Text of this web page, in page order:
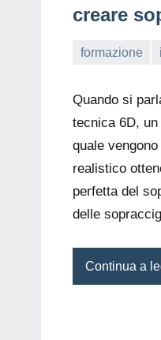
creare
formazione
Quando si
tecnica 6D,
quale
realistico
perfetta del
delle
Continua a